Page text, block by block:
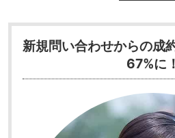
新規問い合わせからの成
67%に！